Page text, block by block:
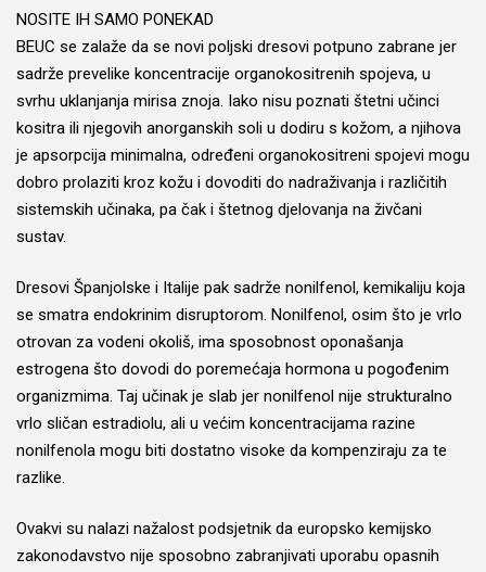
NOSITE IH SAMO PONEKAD
BEUC se zalaže da se novi poljski dresovi potpuno zabrane jer
sadrže prevelike koncentracije organokositrenih spojeva, u
svrhu uklanjanja mirisa znoja. Iako nisu poznati štetni učinci
kositra ili njegovih anorganskih soli u dodiru s kožom, a njihova
je apsorpcija minimalna, određeni organokositreni spojevi mogu
dobro prolaziti kroz kožu i dovoditi do nadraživanja i različitih
sistemskih učinaka, pa čak i štetnog djelovanja na živčani
sustav.
Dresovi Španjolske i Italije pak sadrže nonilfenol, kemikaliju koja
se smatra endokrinim disruptorom. Nonilfenol, osim što je vrlo
otrovan za vodeni okoliš, ima sposobnost oponašanja
estrogena što dovodi do poremećaja hormona u pogođenim
organizmima. Taj učinak je slab jer nonilfenol nije strukturalno
vrlo sličan estradiolu, ali u većim koncentracijama razine
nonilfenola mogu biti dostatno visoke da kompenziraju za te
razlike.
Ovakvi su nalazi nažalost podsjetnik da europsko kemijsko
zakonodavstvo nije sposobno zabranjivati uporabu opasnih